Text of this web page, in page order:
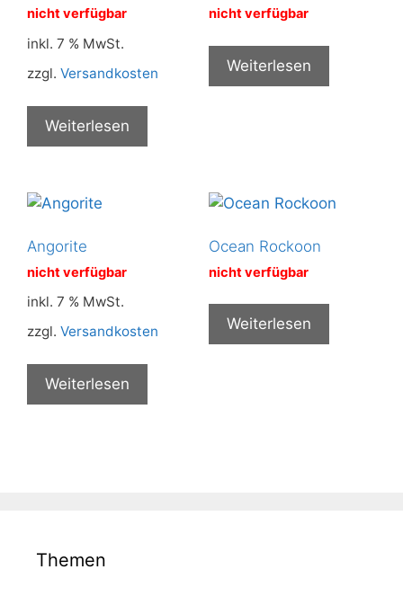
nicht verfügbar
inkl. 7 % MwSt.
zzgl. Versandkosten
Weiterlesen
nicht verfügbar
Weiterlesen
Angorite
nicht verfügbar
inkl. 7 % MwSt.
zzgl. Versandkosten
Weiterlesen
Ocean Rockoon
nicht verfügbar
Weiterlesen
Themen